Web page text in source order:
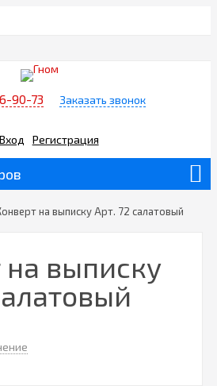
90-73 Заказать звонок
Вход Регистрация
на выписку Арт. 72 салатовый
на выписку